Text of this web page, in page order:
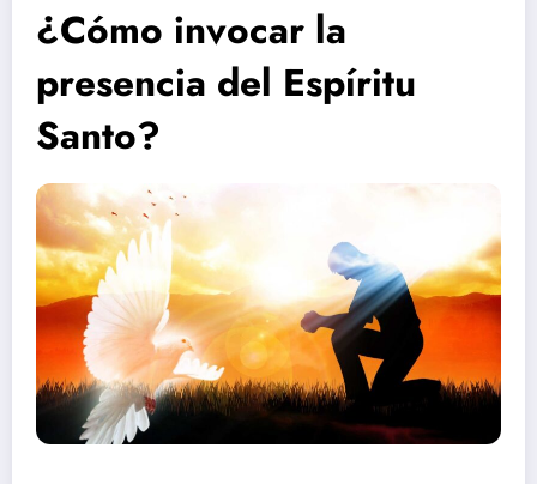
¿Cómo invocar la
presencia del Espíritu
Santo?